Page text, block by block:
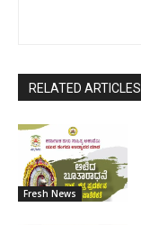
RELATED ARTICLES
Fresh News